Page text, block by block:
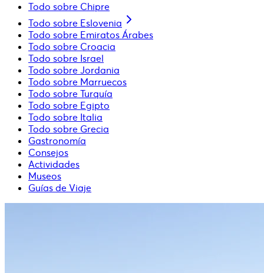
Todo sobre Chipre
Todo sobre Eslovenia
Todo sobre Emiratos Árabes
Todo sobre Croacia
Todo sobre Israel
Todo sobre Jordania
Todo sobre Marruecos
Todo sobre Turquía
Todo sobre Egipto
Todo sobre Italia
Todo sobre Grecia
Gastronomía
Consejos
Actividades
Museos
Guías de Viaje